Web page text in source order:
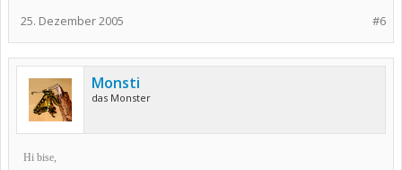
#6
25. Dezember 2005
Monsti
das Monster
Hi bise,